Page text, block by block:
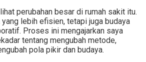
perubahan besar di rumah sakit itu.
yang lebih efisien, tetapi juga budaya
Proses ini mengajarkan saya
tentang mengubah metode,
pola pikir dan budaya.